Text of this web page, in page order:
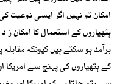
امکان تو نہیں اگر ایسی نوعیت
ہتھیاروں کے استعمال کا امکان رَ
برآمد ہو سکتے ہیں کیونکہ
کے ہتھیاروں کی پہنچ سے امریکا